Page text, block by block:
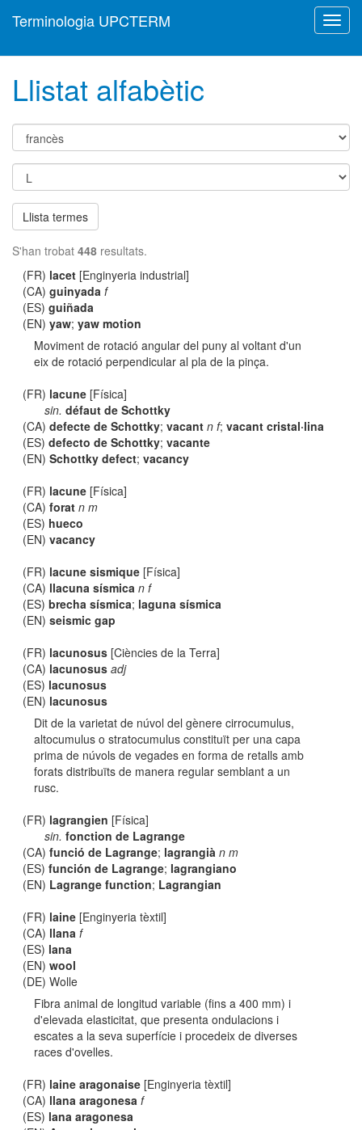
Terminologia UPCTERM
Llistat alfabètic
Llista termes
S'han trobat 448 resultats.
(FR) lacet [Enginyeria industrial]
(CA)guinyada f
(ES)guiñada
(EN)yaw;yaw motion
Moviment de rotació angular del puny al voltant d'un
eix de rotació perpendicular al pla de la pinça.
(FR) lacune [Física]
sin. défaut de Schottky
(CA)defecte de Schottky;vacant n f;vacant cristal·lina
(ES)defecto de Schottky;vacante
(EN)Schottky defect;vacancy
(FR) lacune [Física]
(CA)forat n m
(ES) hueco
(EN)vacancy
(FR) lacune sismique [Física]
(CA) llacuna sísmica n f
(ES)brecha sísmica; laguna sísmica
(EN)seismic gap
(FR) lacunosus [Ciències de la Terra]
(CA) lacunosus adj
(ES) lacunosus
(EN) lacunosus
Dit de la varietat de núvol del gènere cirrocumulus,
altocumulus o stratocumulus constituït per una capa
prima de núvols de vegades en forma de retalls amb
forats distribuïts de manera regular semblant a un
rusc.
(FR) lagrangien [Física]
sin. fonction de Lagrange
(CA)funció de Lagrange; lagrangià n m
(ES)función de Lagrange; lagrangiano
(EN) Lagrange function; Lagrangian
(FR) laine [Enginyeria tèxtil]
(CA) llana f
(ES) lana
(EN)wool
(DE) Wolle
Fibra animal de longitud variable (fins a 400 mm) i
d'elevada elasticitat, que presenta ondulacions i
escates a la seva superfície i procedeix de diverses
races d'ovelles.
(FR) laine aragonaise [Enginyeria tèxtil]
(CA) llana aragonesa f
(ES) lana aragonesa